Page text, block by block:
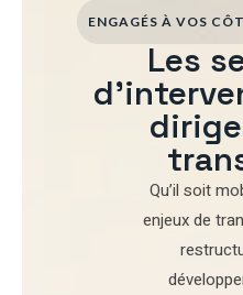
ENGAGÉS À VOS
Les
Qu’il soit
enjeux de